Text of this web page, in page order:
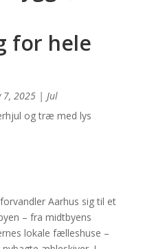
for hele
7, 2025| Jul
Aarhus sig til et
– fra midtbyens
lokale fælleshuse –